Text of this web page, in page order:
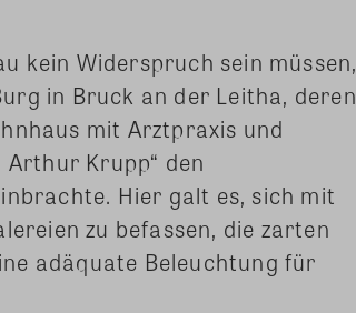
kein Widerspruch sein müssen,
in Bruck an der Leitha, deren
mit Arztpraxis und
Krupp“ den
Hier galt es, sich mit
zu befassen, die zarten
adäquate Beleuchtung für